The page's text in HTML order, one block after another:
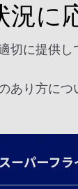
況に
切に提供
あり方につ